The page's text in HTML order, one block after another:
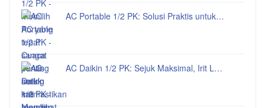
AC Portable 1/2 PK: Solusi Praktis untuk…
AC Daikin 1/2 PK: Sejuk Maksimal, Irit L…